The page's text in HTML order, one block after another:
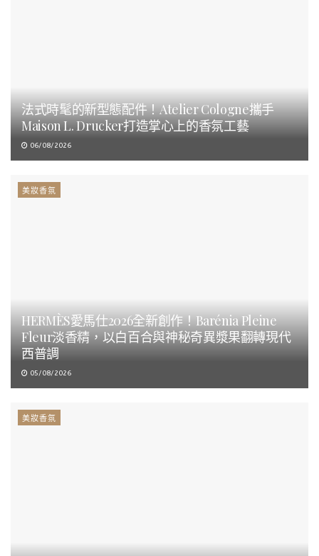
法式時髦的新型態配件！Atelier Cologne攜手
Maison L. Drucker打造掌心上的香氛工藝
06/08/2026
美妝香氛
HERMÈS愛馬仕2026全新創作！Barénia Pleine
Fleur淡香精，以白百合與神秘奇異漿果翻轉現代
西普調
05/08/2026
美妝香氛